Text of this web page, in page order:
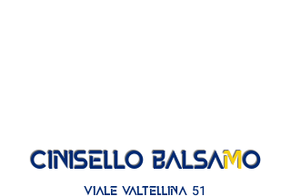
cinisello balsamo
VIALE VALTELLINA 51